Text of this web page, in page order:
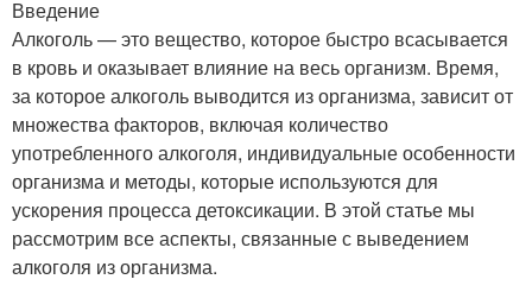
Введение
Алкоголь — это вещество, которое быстро всасывается
в кровь и оказывает влияние на весь организм. Время,
за которое алкоголь выводится из организма, зависит от
множества факторов, включая количество
употребленного алкоголя, индивидуальные особенности
организма и методы, которые используются для
ускорения процесса детоксикации. В этой статье мы
рассмотрим все аспекты, связанные с выведением
алкоголя из организма.